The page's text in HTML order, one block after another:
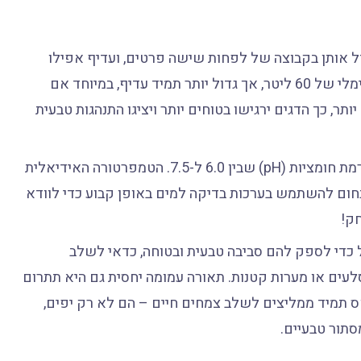
אותן בקבוצה של לפחות שישה פרטים, ועדיף אפילו
עשרה או יותר. לכן, אנו ממליצים על אקווריום בנפח מינימלי של 60 ליטר, אך גדול יותר תמיד עדיף, במיוחד אם
כך הדגים ירגישו בטוחים יותר ויציגו התנהגות טבעית
הסרפה מעדיף מים רכים עד בינוניים עם רמת חומציות (pH) שבין 6.0 ל-7.5. הטמפרטורה האידיאלית
ממליצים בחום להשתמש בערכות בדיקה למים באופן קבוע כדי לוודא
לספק להם סביבה טבעית ובטוחה, כדאי לשלב
או מערות קטנות. תאורה עמומה יחסית גם היא תתרום
תמיד ממליצים לשלב צמחים חיים – הם לא רק יפים,
טבעיים.